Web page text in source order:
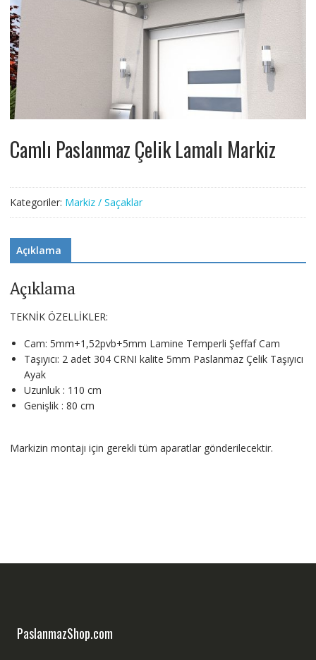
Camlı Paslanmaz Çelik Lamalı Markiz
Kategoriler: Markiz / Saçaklar
Açıklama
Açıklama
TEKNİK ÖZELLİKLER:
Cam: 5mm+1,52pvb+5mm Lamine Temperli Şeffaf Cam
Taşıyıcı: 2 adet 304 CRNI kalite 5mm Paslanmaz Çelik Taşıyıcı
Ayak
Uzunluk : 110 cm
Genişlik : 80 cm
Markizin montajı için gerekli tüm aparatlar gönderilecektir.
PaslanmazShop.com